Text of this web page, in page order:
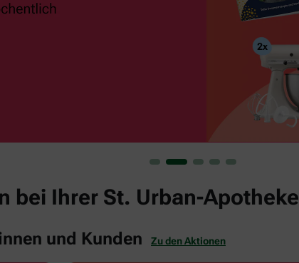
bei Ihrer St. Urban-Apotheke
und Kunden Zu den Aktionen